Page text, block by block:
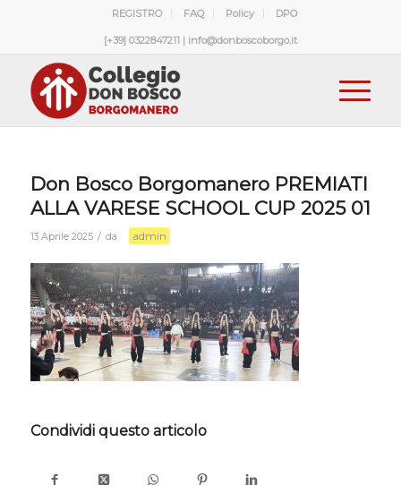
REGISTRO FAQ Policy DPO
[+39] 0322847211 | info@donboscoborgo.it
Don Bosco Borgomanero PREMIATI
ALLA VARESE SCHOOL CUP 2025 01
13 Aprile 2025 / da admin
Condividi questo articolo